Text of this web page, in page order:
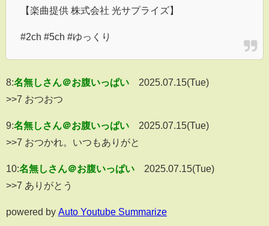
【楽曲提供 株式会社 光サプライズ】
#2ch #5ch #ゆっくり
8:名無しさん＠お腹いっぱい
2025.07.15(Tue)
>>7 おつおつ
9:名無しさん＠お腹いっぱい
2025.07.15(Tue)
>>7 おつかれ。いつもありがと
10:名無しさん＠お腹いっぱい
2025.07.15(Tue)
>>7 ありがとう
powered by Auto Youtube Summarize